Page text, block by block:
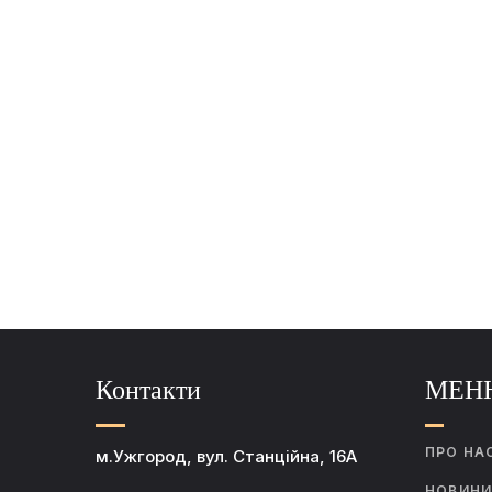
Контакти
м.Ужгород, вул. Станційна, 16А ПРО